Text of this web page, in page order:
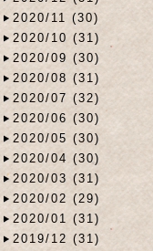
2020/11 (30)
2020/10 (31)
2020/09 (30)
2020/08 (31)
2020/07 (32)
2020/06 (30)
2020/05 (30)
2020/04 (30)
2020/03 (31)
2020/02 (29)
2020/01 (31)
2019/12 (31)